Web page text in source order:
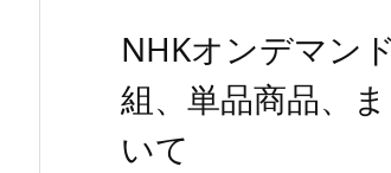
NHKオンデマン
組、単品商品、
いて